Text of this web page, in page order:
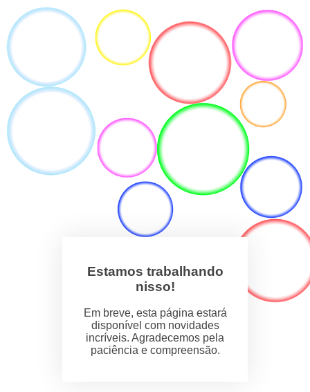
Estamos trabalhando
nisso!
Em breve, esta página estará
disponível com novidades
incríveis. Agradecemos pela
paciência e compreensão.